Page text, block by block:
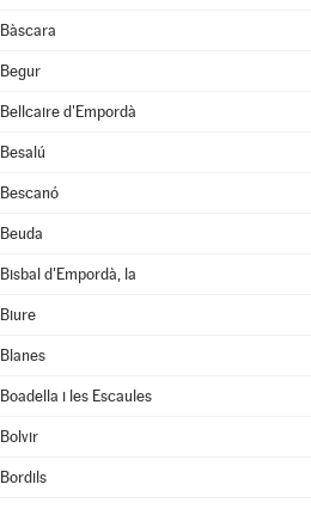
Bàscara
Begur
Bellcaire d'Empordà
Besalú
Bescanó
Beuda
Bisbal d'Empordà, la
Biure
Blanes
Boadella i les Escaules
Bolvir
Bordils